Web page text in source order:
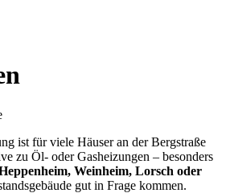
ist für viele Häuser an der Bergstraße
zu Öl- oder Gasheizungen – besonders
Weinheim, Lorsch oder
gut in Frage kommen.